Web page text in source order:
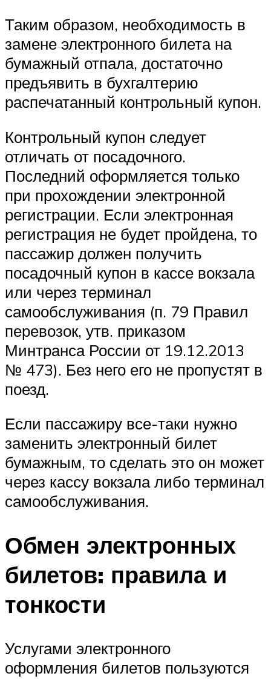
Таким образом, необходимость в
замене электронного билета на
бумажный отпала, достаточно
предъявить в бухгалтерию
распечатанный контрольный купон.
Контрольный купон следует
отличать от посадочного.
Последний оформляется только
при прохождении электронной
регистрации. Если электронная
регистрация не будет пройдена, то
пассажир должен получить
посадочный купон в кассе вокзала
или через терминал
самообслуживания (п. 79 Правил
перевозок, утв. приказом
Минтранса России от 19.12.2013
№ 473). Без него его не пропустят в
поезд.
Если пассажиру все-таки нужно
заменить электронный билет
бумажным, то сделать это он может
через кассу вокзала либо терминал
самообслуживания.
Обмен электронных
билетов: правила и
тонкости
Услугами электронного
оформления билетов пользуются